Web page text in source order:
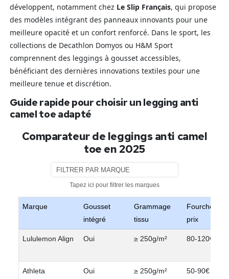
développent, notamment chez Le Slip Français, qui propose
des modèles intégrant des panneaux innovants pour une
meilleure opacité et un confort renforcé. Dans le sport, les
collections de Decathlon Domyos ou H&M Sport
comprennent des leggings à gousset accessibles,
bénéficiant des dernières innovations textiles pour une
meilleure tenue et discrétion.
Guide rapide pour choisir un legging anti
camel toe adapté
Comparateur de leggings anti camel
toe en 2025
Filtrer par marque
Tapez ici pour filtrer les marques
Marque
Gousset
intégré
Grammage
tissu
Fourchette
prix
Lululemon Align Oui ≥ 250g/m² 80-120€
Athleta
Oui ≥ 250g/m² 50-90€